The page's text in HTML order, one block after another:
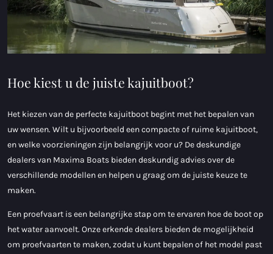
Hoe kiest u de juiste kajuitboot?
Het kiezen van de perfecte kajuitboot begint met het bepalen van
uw wensen. Wilt u bijvoorbeeld een compacte of ruime kajuitboot,
en welke voorzieningen zijn belangrijk voor u? De deskundige
dealers van Maxima Boats bieden deskundig advies over de
verschillende modellen en helpen u graag om de juiste keuze te
maken.
Een proefvaart is een belangrijke stap om te ervaren hoe de boot op
het water aanvoelt. Onze erkende dealers bieden de mogelijkheid
om proefvaarten te maken, zodat u kunt bepalen of het model past